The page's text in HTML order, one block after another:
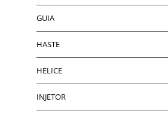
GUIA
HASTE
HELICE
INJETOR